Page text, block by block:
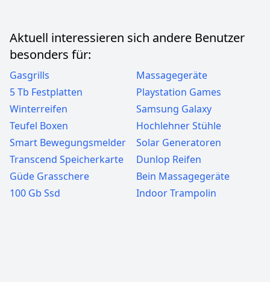
Aktuell interessieren sich andere Benutzer
besonders für:
Gasgrills
Massagegeräte
5 Tb Festplatten
Playstation Games
Winterreifen
Samsung Galaxy
Teufel Boxen
Hochlehner Stühle
Smart Bewegungsmelder
Solar Generatoren
Transcend Speicherkarte
Dunlop Reifen
Güde Grasschere
Bein Massagegeräte
100 Gb Ssd
Indoor Trampolin